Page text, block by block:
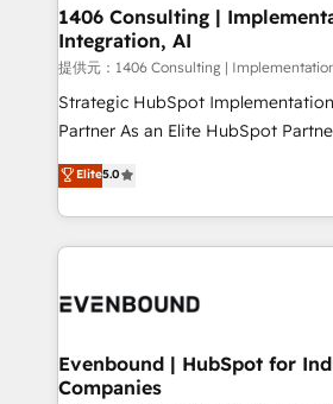
allowing companies to optimize
the needs of the customer. We are part of Impresoft
Group, a group of specialized and
companies that divide their offer
Competence Centers: Smart
The synergies generated by these
together with the combination of
to accompany companies on their
1406 Consulting |
Integration, AI
提供元：1406 Consulting |
Strategic HubSpot
Partner As an Elite HubSpot Partner, 1406 Consulting
helps mid-market revenue teams
they sell, market, and serve. We
HubSpot—we teach your team to
to help you keep winning. What We Do ⚙️ CRM
Data & Content 📈 Sales &
Agent Creation 🔄 Custom
Migration Why 1406 We become part of your team.
Elite5.0
Evenbound | HubSpot for
Companies